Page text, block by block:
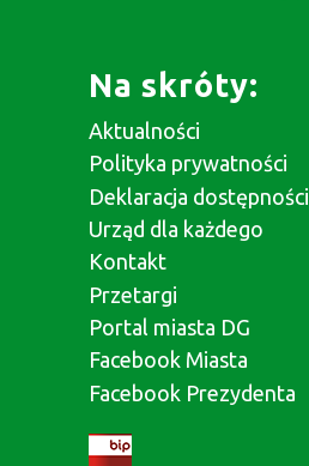
Na skróty:
Aktualności
Polityka prywatności
Deklaracja dostępności
Urząd dla każdego
Kontakt
Przetargi
Portal miasta DG
Facebook Miasta
Facebook Prezydenta